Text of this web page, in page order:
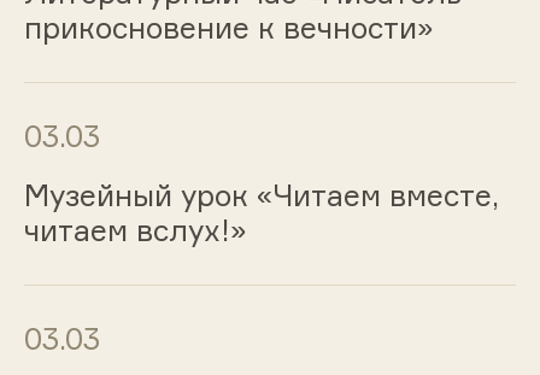
прикосновение к вечности»
03.03
Музейный урок «Читаем вместе,
читаем вслух!»
03.03